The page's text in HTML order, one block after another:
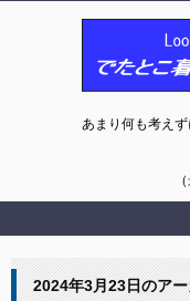
あまり何も考え
2024年3月23日のア